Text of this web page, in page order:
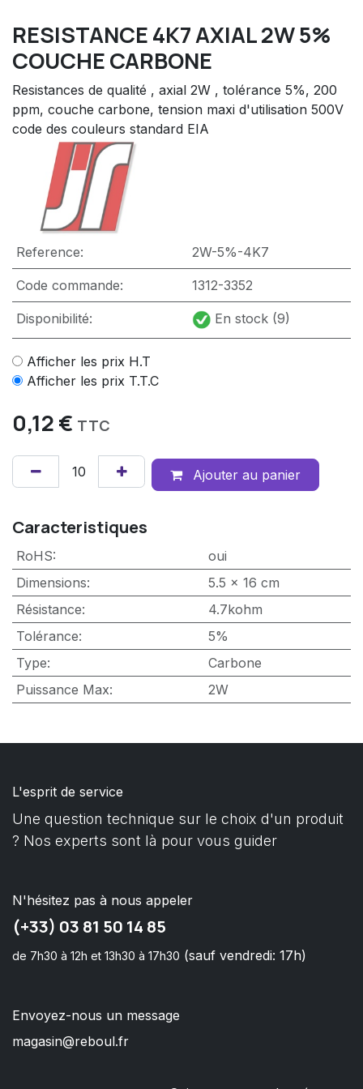
RESISTANCE 4K7 AXIAL 2W 5%
COUCHE CARBONE
Resistances de qualité , axial 2W , tolérance 5%, 200
ppm, couche carbone, tension maxi d'utilisation 500V
code des couleurs standard EIA
Reference: 2W-5%-4K7
Code commande: 1312-3352
Disponibilité: En stock (9)
Afficher les prix H.T
Afficher les prix T.T.C
0,12€ TTC
Ajouter au panier
Caracteristiques
RoHS:
oui
Dimensions:
5.5 x 16 cm
Résistance:
4.7kohm
Tolérance:
5%
Type:
Carbone
Puissance Max: 2W
L'esprit de service
Une question technique sur le choix d'un produit
? Nos experts sont là pour vous guider
N'hésitez pas à nous appeler
(+33) 03 81 50 14 85
de 7h30 à 12h et 13h30 à 17h30 (sauf vendredi: 17h)
Envoyez-nous un message
magasin@reboul.fr